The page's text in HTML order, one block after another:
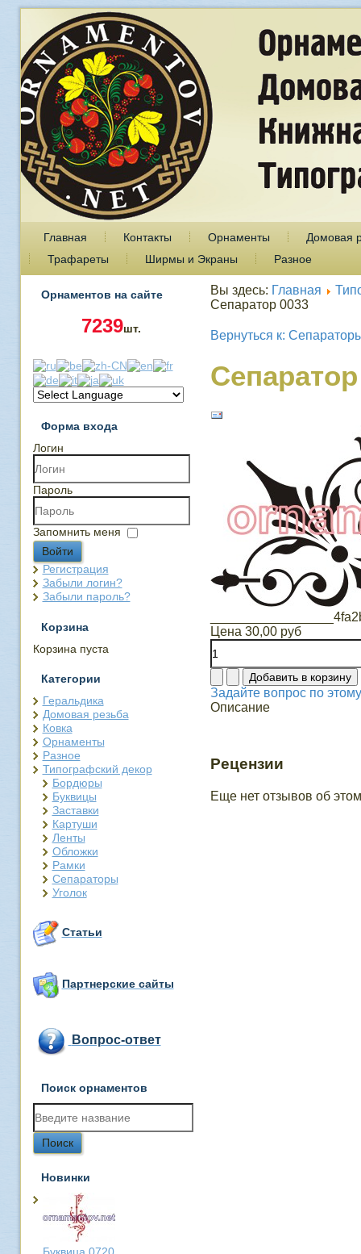
Главная Контакты Орнаменты
Домовая
Трафареты
Ширмы и Экраны Разное
Орнаментов на сайте
7239шт.
Форма входа
Логин
Пароль
Запомнить меня
Войти
Регистрация
Забыли логин?
Забыли пароль?
Корзина
Корзина пуста
Категории
Геральдика
Домовая резьба
Ковка
Орнаменты
Разное
Типографский декор
Бордюры
Буквицы
Заставки
Картуши
Ленты
Обложки
Рамки
Сепараторы
Уголок
Статьи
Партнерские сайты
Вопрос-ответ
Поиск орнаментов
Новинки
Буквица 0720
Вы здесь: Главная
Сепаратор 0033
Вернуться к:
Цена 30,00 руб
Задайте вопрос по
Описание
Рецензии
Еще нет отзывов об